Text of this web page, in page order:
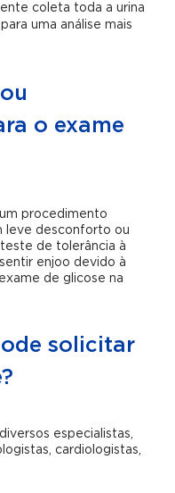
coleta toda a urina
uma análise mais
o exame
procedimento
leve desconforto ou
de tolerância à
enjoo devido à
de glicose na
solicitar
especialistas,
cardiologistas,